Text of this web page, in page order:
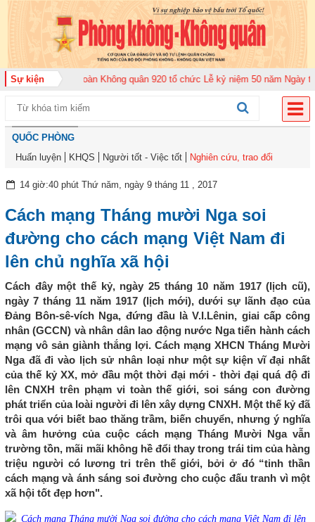
Sự kiệnTrung đoàn Không quân 920 tổ chức Lễ kỷ niệm 50 năm Ngày truyền
QUỐC PHÒNG
Huấn luyện
KHQS Người tốt - Việc tốt Nghiên cứu, trao đổi
14 giờ:40 phút Thứ năm, ngày 9 tháng 11 , 2017
Cách mạng Tháng mười Nga soi
đường cho cách mạng Việt Nam đi
lên chủ nghĩa xã hội
Cách đây một thế kỷ, ngày 25 tháng 10 năm 1917 (lịch cũ),
ngày 7 tháng 11 năm 1917 (lịch mới), dưới sự lãnh đạo của
Đảng Bôn-sê-vích Nga, đứng đầu là V.I.Lênin, giai cấp công
nhân (GCCN) và nhân dân lao động nước Nga tiến hành cách
mạng vô sản giành thắng lợi. Cách mạng XHCN Tháng Mười
Nga đã đi vào lịch sử nhân loại như một sự kiện vĩ đại nhất
của thế kỷ XX, mở đầu một thời đại mới - thời đại quá độ đi
lên CNXH trên phạm vi toàn thế giới, soi sáng con đường
phát triển của loài người đi lên xây dựng CNXH. Một thế kỷ đã
trôi qua với biết bao thăng trầm, biến chuyển, nhưng ý nghĩa
và âm hưởng của cuộc cách mạng Tháng Mười Nga vẫn
trường tồn, mãi mãi không hề đổi thay trong trái tim của hàng
triệu người có lương tri trên thế giới, bởi ở đó “tinh thần
cách mạng và ánh sáng soi đường cho cuộc đấu tranh vì một
xã hội tốt đẹp hơn".